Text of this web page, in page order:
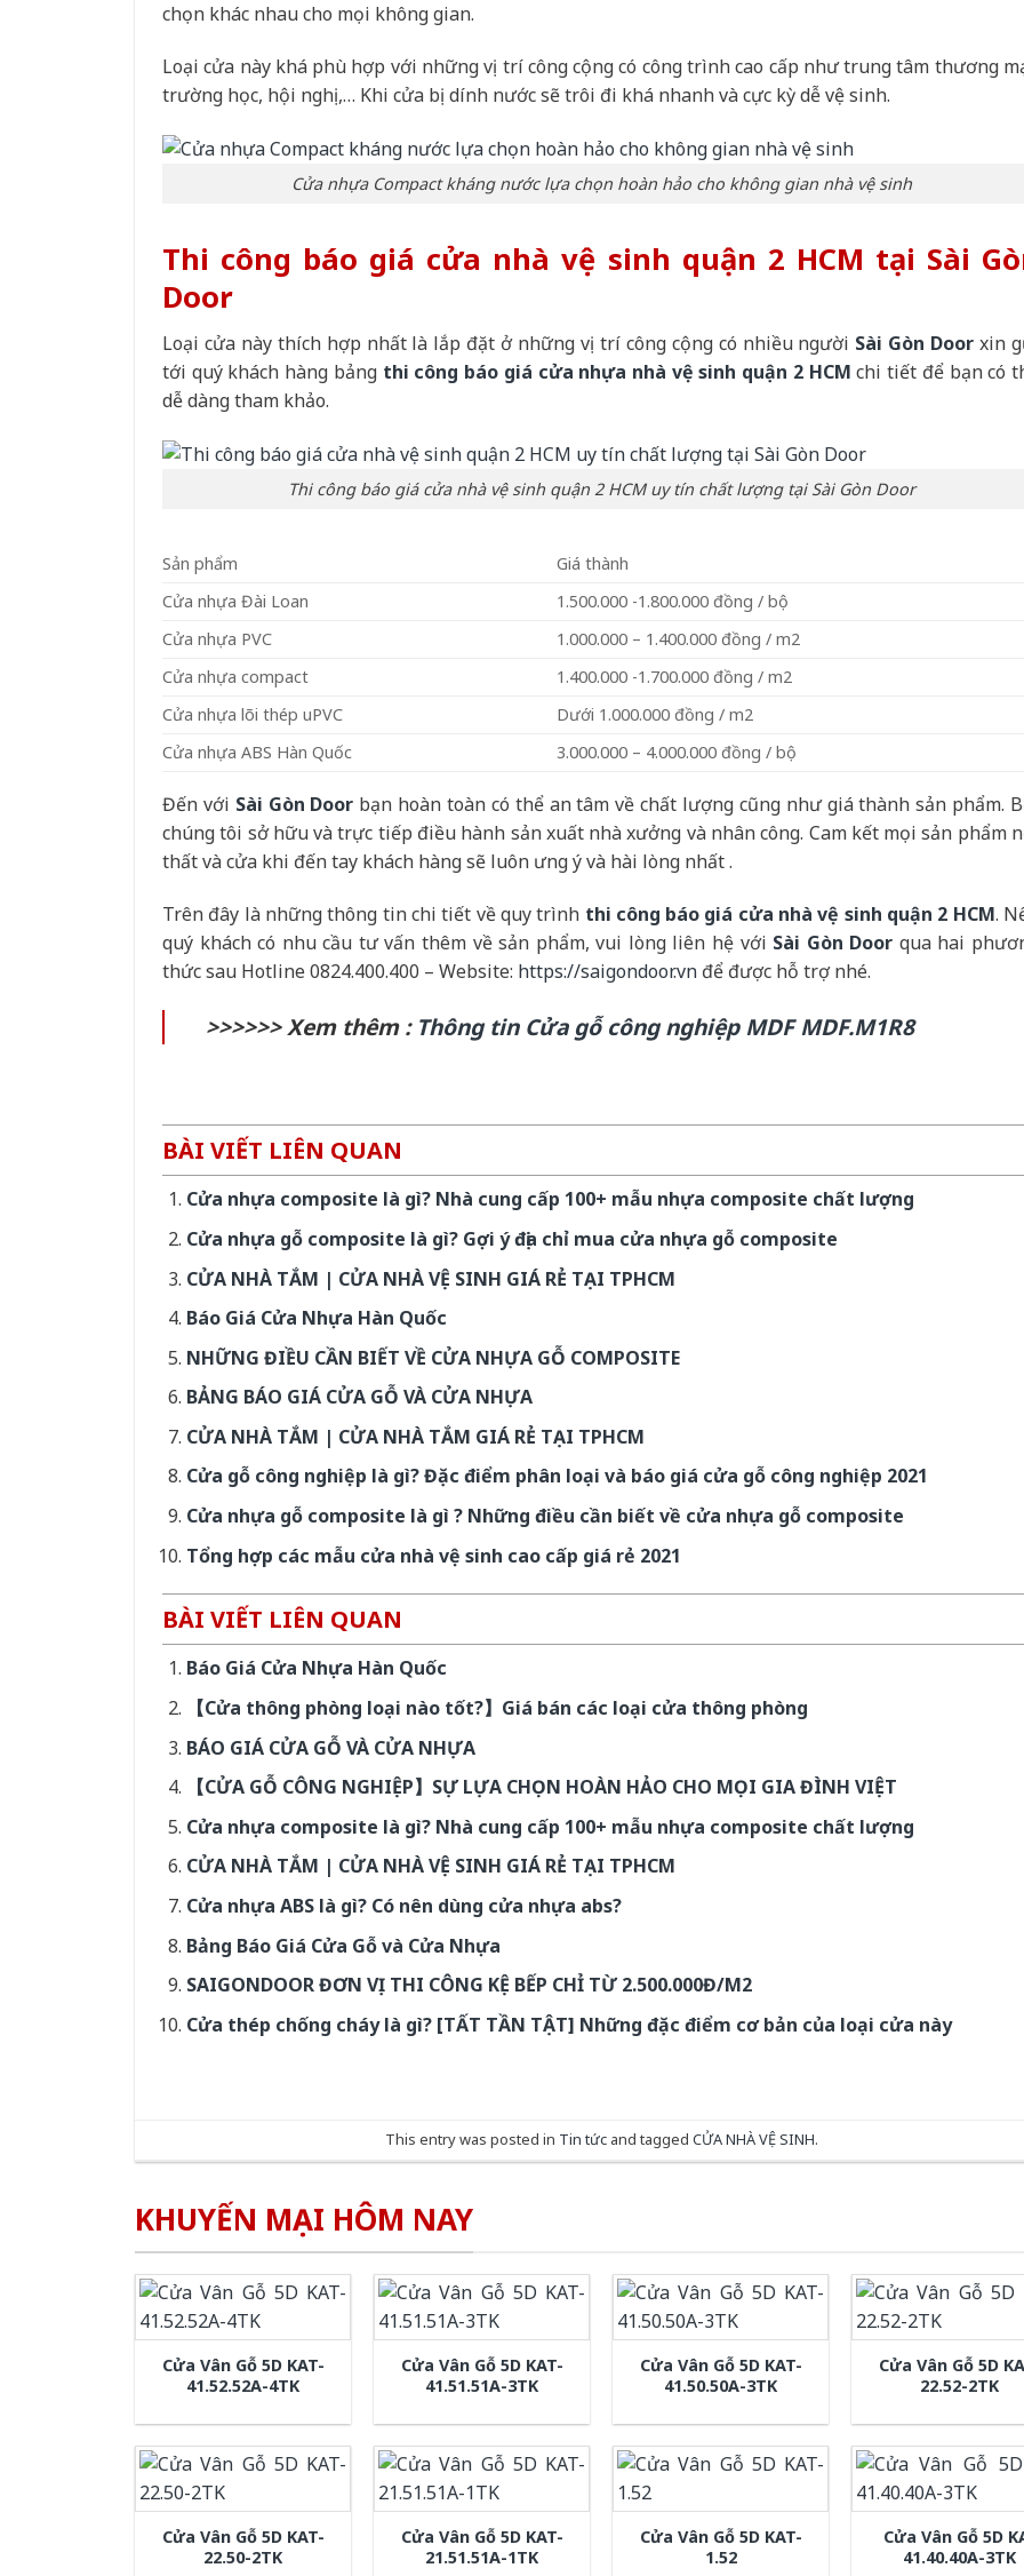
chọn khác nhau cho mọi không gian.
Loại cửa này khá phù hợp với những vị trí công cộng có công trình cao cấp như trung tâm thương
trường học, hội nghị,… Khi cửa bị dính nước sẽ trôi đi khá nhanh và cực kỳ dễ vệ sinh.
Cửa nhựa Compact kháng nước lựa chọn hoàn hảo cho không gian nhà vệ sinh
Thi công báo giá cửa nhà vệ sinh quận 2 HCM tại Sài
Door
Loại cửa này thích hợp nhất là lắp đặt ở những vị trí công cộng có nhiều người Sài Gòn Door xin
tới quý khách hàng bảng thi công báo giá cửa nhựa nhà vệ sinh quận 2 HCM chi tiết để bạn có
dễ dàng tham khảo.
Thi công báo giá cửa nhà vệ sinh quận 2 HCM uy tín chất lượng tại Sài Gòn Door
Sản phẩm
Giá thành
Cửa nhựa Đài Loan
1.500.000 -1.800.000 đồng / bộ
Cửa nhựa PVC
1.000.000 – 1.400.000 đồng / m2
Cửa nhựa compact
1.400.000 -1.700.000 đồng / m2
Cửa nhựa lõi thép uPVC
Dưới 1.000.000 đồng / m2
Cửa nhựa ABS Hàn Quốc
3.000.000 – 4.000.000 đồng / bộ
Đến với Sài Gòn Door bạn hoàn toàn có thể an tâm về chất lượng cũng như giá thành sản phẩm.
chúng tôi sở hữu và trực tiếp điều hành sản xuất nhà xưởng và nhân công. Cam kết mọi sản phẩm
thất và cửa khi đến tay khách hàng sẽ luôn ưng ý và hài lòng nhất .
Trên đây là những thông tin chi tiết về quy trình thi công báo giá cửa nhà vệ sinh quận 2 HCM.
quý khách có nhu cầu tư vấn thêm về sản phẩm, vui lòng liên hệ với Sài Gòn Door qua hai
thức sau Hotline 0824.400.400 – Website: https://saigondoor.vn để được hỗ trợ nhé.
>>>>>> Xem thêm : Thông tin Cửa gỗ công nghiệp MDF MDF.M1R8
BÀI VIẾT LIÊN QUAN
Cửa nhựa composite là gì? Nhà cung cấp 100+ mẫu nhựa composite chất lượng
Cửa nhựa gỗ composite là gì? Gợi ý địa chỉ mua cửa nhựa gỗ composite
CỬA NHÀ TẮM | CỬA NHÀ VỆ SINH GIÁ RẺ TẠI TPHCM
Báo Giá Cửa Nhựa Hàn Quốc
NHỮNG ĐIỀU CẦN BIẾT VỀ CỬA NHỰA GỖ COMPOSITE
BẢNG BÁO GIÁ CỬA GỖ VÀ CỬA NHỰA
CỬA NHÀ TẮM | CỬA NHÀ TẮM GIÁ RẺ TẠI TPHCM
Cửa gỗ công nghiệp là gì? Đặc điểm phân loại và báo giá cửa gỗ công nghiệp 2021
Cửa nhựa gỗ composite là gì ? Những điều cần biết về cửa nhựa gỗ composite
Tổng hợp các mẫu cửa nhà vệ sinh cao cấp giá rẻ 2021
BÀI VIẾT LIÊN QUAN
Báo Giá Cửa Nhựa Hàn Quốc
【Cửa thông phòng loại nào tốt?】Giá bán các loại cửa thông phòng
BÁO GIÁ CỬA GỖ VÀ CỬA NHỰA
【CỬA GỖ CÔNG NGHIỆP】SỰ LỰA CHỌN HOÀN HẢO CHO MỌI GIA ĐÌNH VIỆT
Cửa nhựa composite là gì? Nhà cung cấp 100+ mẫu nhựa composite chất lượng
CỬA NHÀ TẮM | CỬA NHÀ VỆ SINH GIÁ RẺ TẠI TPHCM
Cửa nhựa ABS là gì? Có nên dùng cửa nhựa abs?
Bảng Báo Giá Cửa Gỗ và Cửa Nhựa
SAIGONDOOR ĐƠN VỊ THI CÔNG KỆ BẾP CHỈ TỪ 2.500.000Đ/M2
Cửa thép chống cháy là gì? [TẤT TẦN TẬT] Những đặc điểm cơ bản của loại cửa này
This entry was posted in Tin tứcand tagged CỬA NHÀ VỆ SINH.
KHUYẾN MẠI HÔM NAY
Cửa Vân Gỗ 5D KAT-
41.52.52A-4TK
Cửa Vân Gỗ 5D KAT-
41.51.51A-3TK
Cửa Vân Gỗ 5D KAT-
41.50.50A-3TK
Cửa Vân Gỗ 5D
22.52-2TK
Cửa Vân Gỗ 5D KAT-
22.50-2TK
Cửa Vân Gỗ 5D KAT-
21.51.51A-1TK
Cửa Vân Gỗ 5D KAT-
1.52
Cửa Vân Gỗ 5D
41.40.40A-3TK